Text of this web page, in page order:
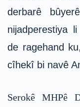
derbarê
nijadperestiya
de ragehand
cîhekî bi navê
Serokê MHPê